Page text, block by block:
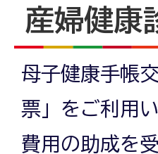
産婦健康
母子健康手帳
票」をご利用
費用の助成を